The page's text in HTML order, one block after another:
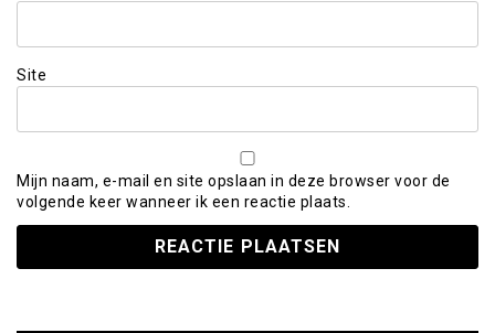
Site
Mijn naam, e-mail en site opslaan in deze browser voor de
volgende keer wanneer ik een reactie plaats.